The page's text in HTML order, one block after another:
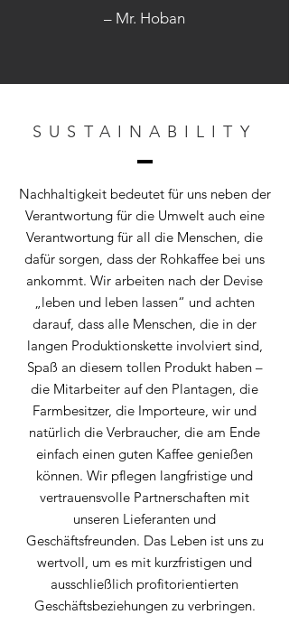
– Mr. Hoban
SUSTAINABILITY
Nachhaltigkeit bedeutet für uns neben der
Verantwortung für die Umwelt auch eine
Verantwortung für all die Menschen, die
dafür sorgen, dass der Rohkaffee bei uns
ankommt. Wir arbeiten nach der Devise
„leben und leben lassen“ und achten
darauf, dass alle Menschen, die in der
langen Produktionskette involviert sind,
Spaß an diesem tollen Produkt haben –
die Mitarbeiter auf den Plantagen, die
Farmbesitzer, die Importeure, wir und
natürlich die Verbraucher, die am Ende
einfach einen guten Kaffee genießen
können. Wir pflegen langfristige und
vertrauensvolle Partnerschaften mit
unseren Lieferanten und
Geschäftsfreunden. Das Leben ist uns zu
wertvoll, um es mit kurzfristigen und
ausschließlich profitorientierten
Geschäftsbeziehungen zu verbringen.